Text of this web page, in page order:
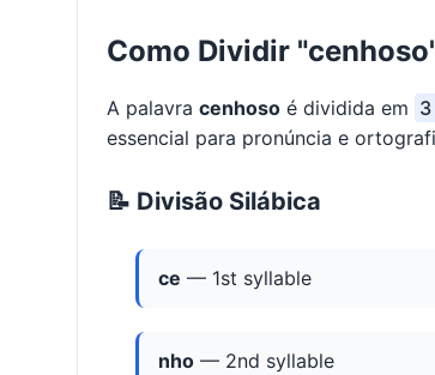
Como Dividir
A palavra cenhoso é dividida em
essencial para pronúncia e
📝 Divisão Silábica
ce — 1st syllable
nho — 2nd syllable